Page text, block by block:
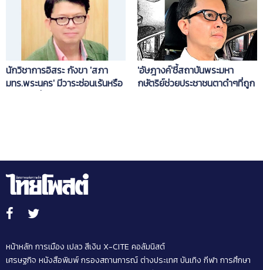
นักวิชาการอิสระ กังขา 'สภา
มทร.พระนคร' มีวาระซ่อนเร้นหรือ
'อัษฎางค์'ชี้สถาบันพระมหา
กษัตริย์ช่วยประชาชนตาดำๆที่ถูก
หน้าหลัก การเมือง เปลว สีเงิน X-CITE คอลัมนิสต์
เศรษฐกิจ หนังสือพิมพ์กรองสถานการณ์ต่างประเทศบันเทิง กีฬา การศึกษา